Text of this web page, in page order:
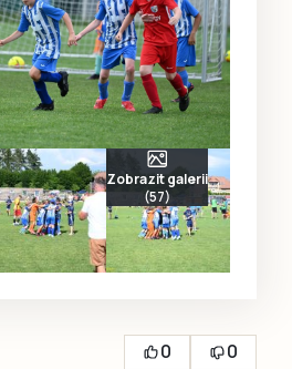
Zobrazit galerii
(57)
0
0